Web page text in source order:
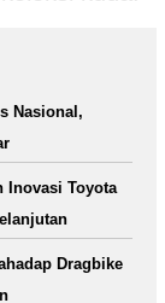
Nasional,
Inovasi Toyota
Dragbike